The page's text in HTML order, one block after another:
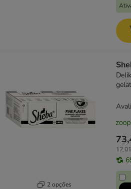
2 opções